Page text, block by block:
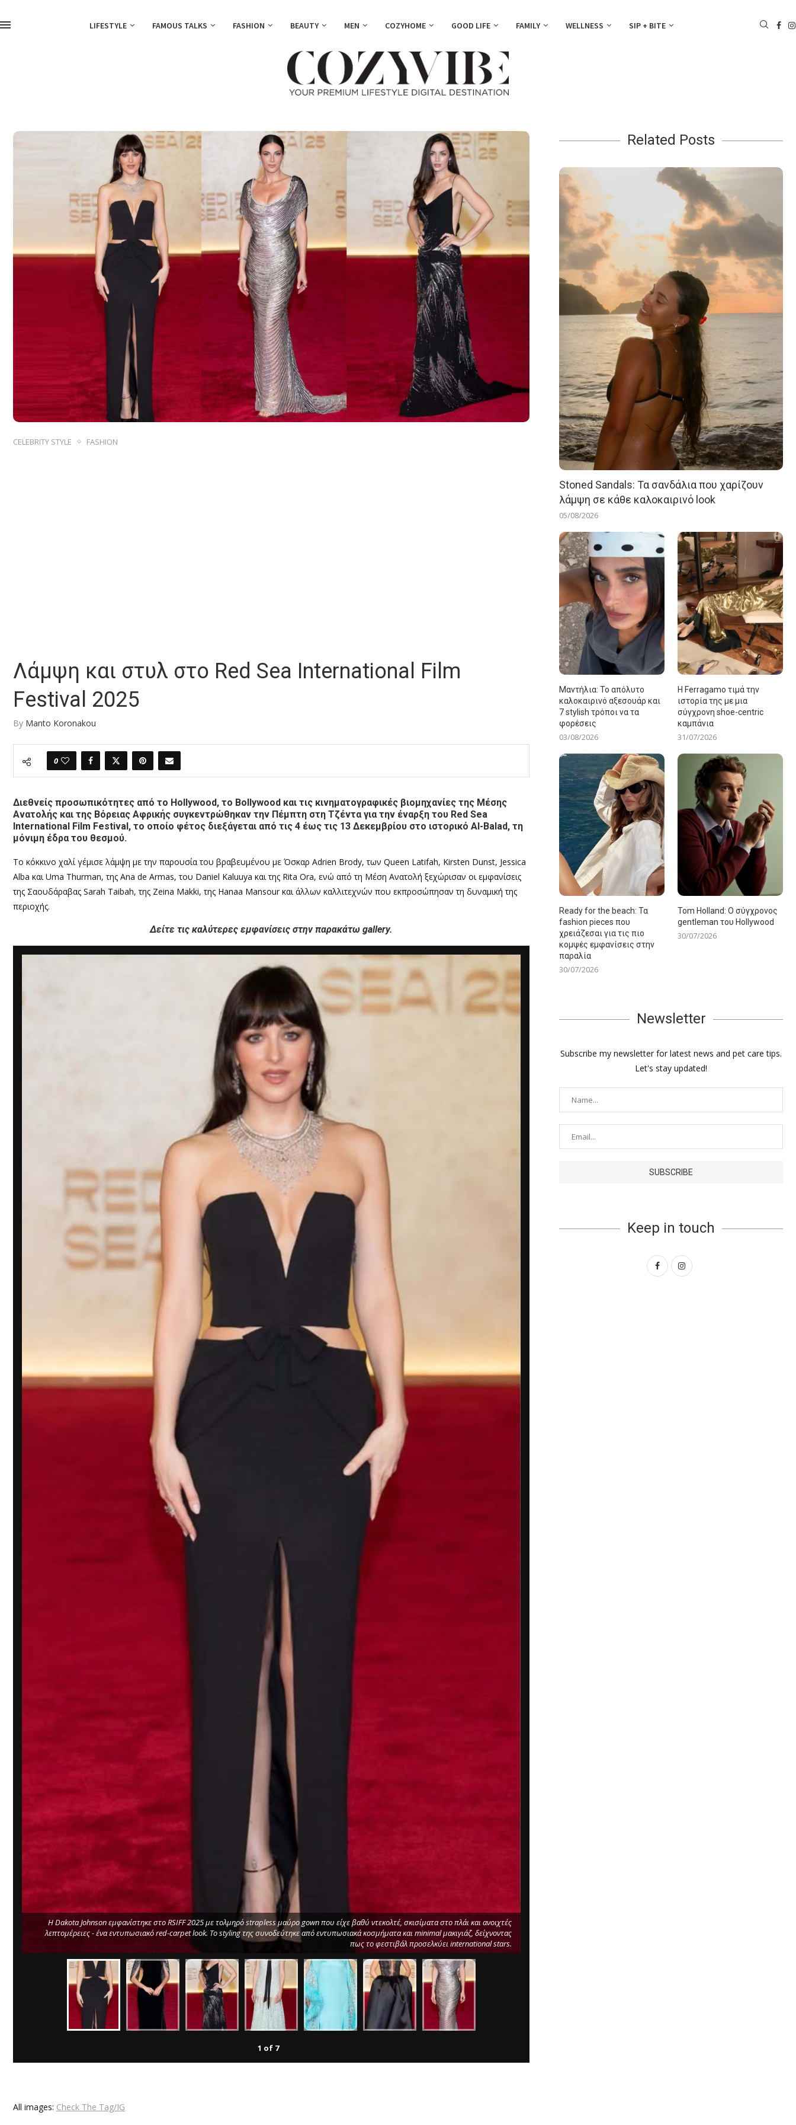
LIFESTYLE FAMOUS TALKS FASHION BEAUTY MEN COZYHOME GOOD LIFE FAMILY WELLNESS SIP + BITE
CELEBRITY STYLE FASHION
Λάμψη και στυλ στο Red Sea International Film
Festival 2025
By Manto Koronakou
0
Διεθνείς προσωπικότητες από το Hollywood, το Bollywood και τις κινηματογραφικές βιομηχανίες της Μέσης
Ανατολής και της Βόρειας Αφρικής συγκεντρώθηκαν την Πέμπτη στη Τζέντα για την έναρξη του Red Sea
International Film Festival, το οποίο φέτος διεξάγεται από τις 4 έως τις 13 Δεκεμβρίου στο ιστορικό Al-Balad, τη
μόνιμη έδρα του θεσμού.
Το κόκκινο χαλί γέμισε λάμψη με την παρουσία του βραβευμένου με Όσκαρ Adrien Brody, των Queen Latifah, Kirsten Dunst, Jessica
Alba και Uma Thurman, της Ana de Armas, του Daniel Kaluuya και της Rita Ora, ενώ από τη Μέση Ανατολή ξεχώρισαν οι εμφανίσεις
της Σαουδάραβας Sarah Taibah, της Zeina Makki, της Hanaa Mansour και άλλων καλλιτεχνών που εκπροσώπησαν τη δυναμική της
περιοχής.
Δείτε τις καλύτερες εμφανίσεις στην παρακάτω gallery.
Η Dakota Johnson εμφανίστηκε στο RSIFF 2025 με τολμηρό strapless μαύρο gown που είχε βαθύ ντεκολτέ, σκισίματα στο πλάι και ανοιχτές
λεπτομέρειες - ένα εντυπωσιακό red-carpet look. Το styling της συνοδεύτηκε από εντυπωσιακά κοσμήματα και minimal μακιγιάζ, δείχνοντας
πως το φεστιβάλ προσελκύει international stars.
1 of 7
All images: Check The Tag/IG
Related Posts
Stoned Sandals: Τα σανδάλια που χαρίζουν
λάμψη σε κάθε καλοκαιρινό look
05/08/2026
Μαντήλια: Το απόλυτο
καλοκαιρινό αξεσουάρ και
7 stylish τρόποι να τα
φορέσεις
03/08/2026
Η Ferragamo τιμά την
ιστορία της με μια
σύγχρονη shoe-centric
καμπάνια
31/07/2026
Ready for the beach: Τα
fashion pieces που
χρειάζεσαι για τις πιο
κομψές εμφανίσεις στην
παραλία
30/07/2026
Tom Holland: Ο σύγχρονος
gentleman του Hollywood
30/07/2026
Newsletter
Subscribe my newsletter for latest news and pet care tips.
Let's stay updated!
Keep in touch